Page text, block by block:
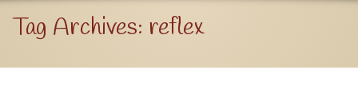
Tag Archives: reflex